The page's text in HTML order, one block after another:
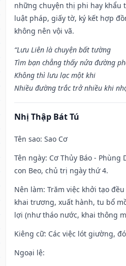
những chuyện thị phi hay khẩu
luật pháp, giấy tờ, ký kết hợp
không nên vội vã.
“Lưu Liên là chuyện bất tường
Tìm bạn chẳng thấy nửa đường
Không thì lưu lạc một khi
Nhiều đường trắc trở nhiều khi
Nhị Thập Bát Tú
Tên sao: Sao Cơ
Tên ngày: Cơ Thủy Báo - Phùng
con Beo, chủ trị ngày thứ 4.
Nên làm: Trăm việc khởi tạo
khai trương, xuất hành, tu bổ
lợi (như tháo nước, khai thông
Kiêng cữ: Các việc lót giường,
Ngoại lệ: